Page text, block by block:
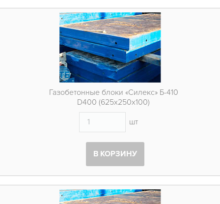
АКЦИИ
ОБЪЕКТЫ
КОНТАКТЫ
Газобетонные блоки «Силекс» Б-410
D400 (625х250х100)
шт
В КОРЗИНУ